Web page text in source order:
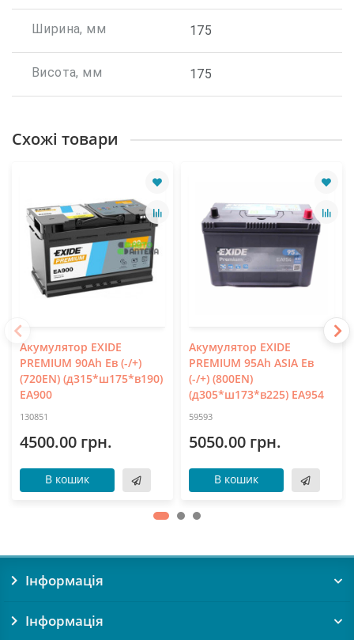
Ширина, мм 175
Висота, мм 175
Схожі товари
Акумулятор EXIDE
PREMIUM 90Ah Ев (-/+)
(720EN) (д315*ш175*в190)
EA900
130851
4500.00 грн.
В кошик
Акумулятор EXIDE
PREMIUM 95Ah ASIA Ев
(-/+) (800EN)
(д305*ш173*в225) EA954
59593
5050.00 грн.
В кошик
Інформація
Інформація